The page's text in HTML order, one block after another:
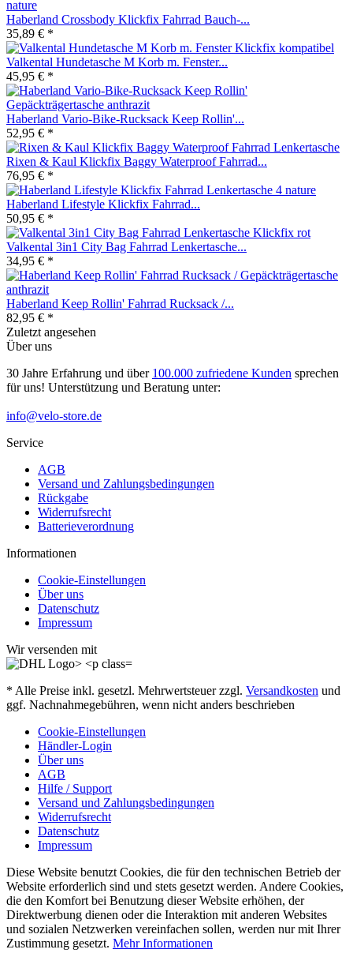
Haberland Crossbody Klickfix Fahrrad Bauch-...
35,89 € *
Valkental Hundetasche M Korb m. Fenster...
45,95 € *
Haberland Vario-Bike-Rucksack Keep Rollin'...
52,95 € *
Rixen & Kaul Klickfix Baggy Waterproof Fahrrad...
76,95 € *
Haberland Lifestyle Klickfix Fahrrad...
50,95 € *
Valkental 3in1 City Bag Fahrrad Lenkertasche...
34,95 € *
Haberland Keep Rollin' Fahrrad Rucksack /...
82,95 € *
Zuletzt angesehen
Über uns
30 Jahre Erfahrung und über 100.000 zufriedene Kunden sprechen
für uns! Unterstützung und Beratung unter:
info@velo-store.de
Service
AGB
Versand und Zahlungsbedingungen
Rückgabe
Widerrufsrecht
Batterieverordnung
Informationen
Cookie-Einstellungen
Über uns
Datenschutz
Impressum
Wir versenden mit
* Alle Preise inkl. gesetzl. Mehrwertsteuer zzgl. Versandkosten und
ggf. Nachnahmegebühren, wenn nicht anders beschrieben
Cookie-Einstellungen
Händler-Login
Über uns
AGB
Hilfe / Support
Versand und Zahlungsbedingungen
Widerrufsrecht
Datenschutz
Impressum
Diese Website benutzt Cookies, die für den technischen Betrieb der
Website erforderlich sind und stets gesetzt werden. Andere Cookies,
die den Komfort bei Benutzung dieser Website erhöhen, der
Direktwerbung dienen oder die Interaktion mit anderen Websites
und sozialen Netzwerken vereinfachen sollen, werden nur mit Ihrer
Zustimmung gesetzt. Mehr Informationen